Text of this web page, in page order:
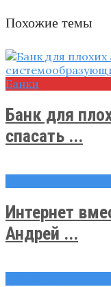
Похожие темы
Банки
Банк для
спасать ...
Интернет
Андрей ...